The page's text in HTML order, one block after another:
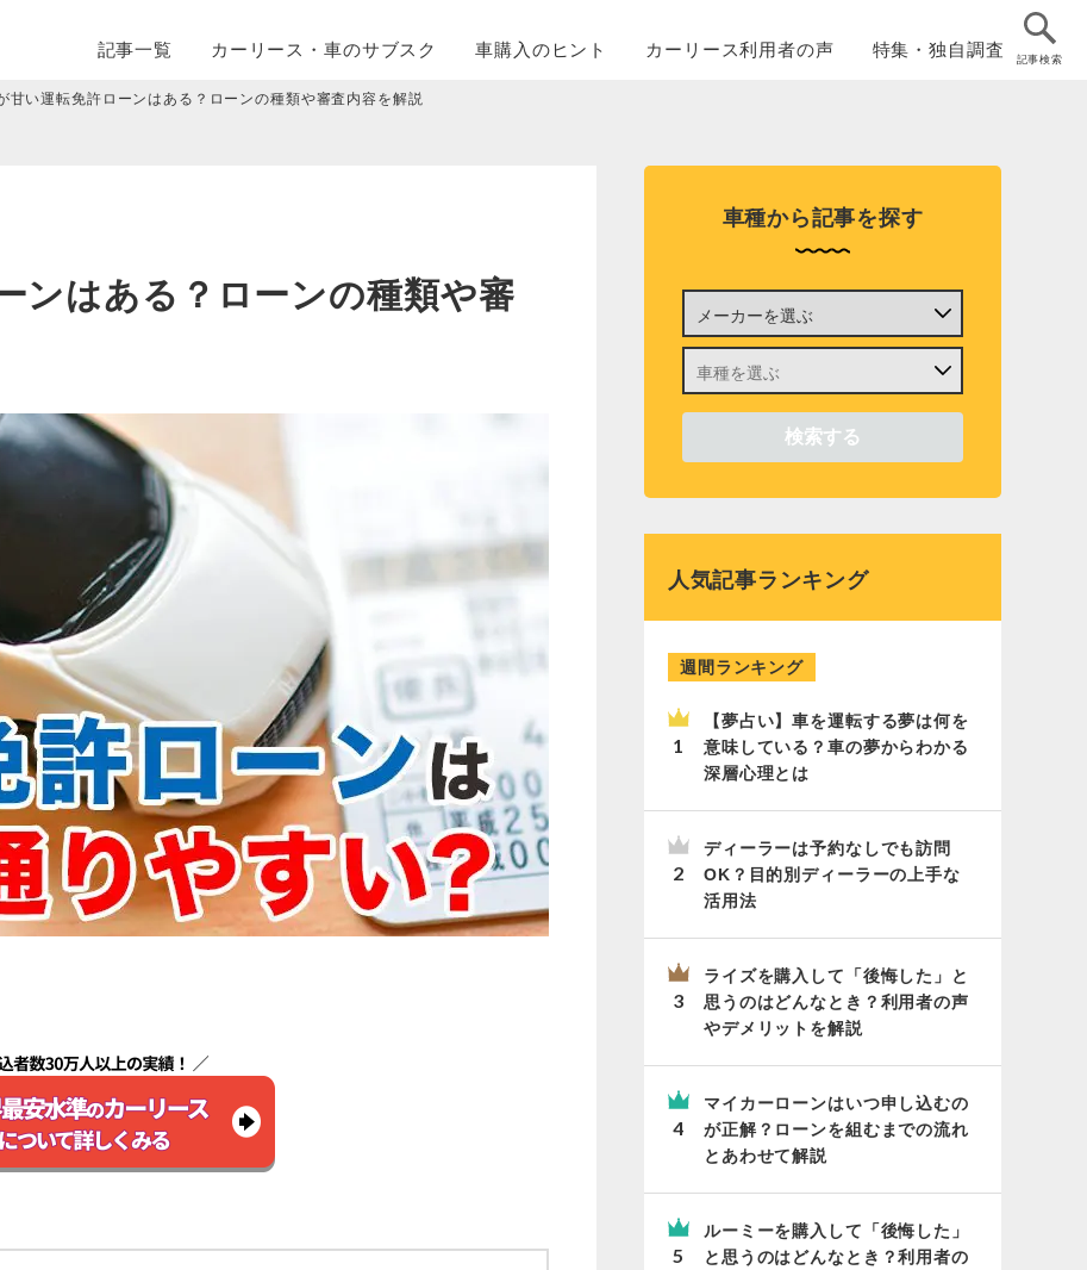
記事一覧 カーリース・車のサブスク 車購入の ヒント カーリース利用者の声 特集・独自調査 記事検索
甘い運転免許ローンはある？ローンの種類や審査内容を解説
ンはある？ローンの種類や審
車種から記事を探す
人気記事ランキング
週間ランキング
【夢占い】車を運転する夢は何を
意味している？車の夢からわかる
深層心理とは
ディーラーは予約なしでも訪問
OK？目的別ディーラーの上手な
活用法
ライズを購入して「後悔した」と
思うのはどんなとき？利用者の声
やデメリットを解説
マイカーローンはいつ申し込むの
が正解？ローンを組むまでの流れ
とあわせて解説
ルーミーを購入して「後悔した」
と思うのはどんなとき？利用者の